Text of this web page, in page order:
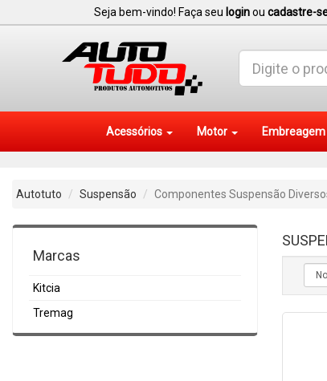
Seja bem-vindo! Faça seu loginou cadastre-
Acessórios Motor Embreagem
Autotuto Suspensão Componentes Suspensão
Marcas
Kitcia
Tremag